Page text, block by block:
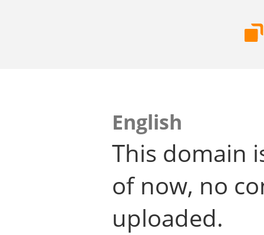
English
This domain
of now, no
uploaded.